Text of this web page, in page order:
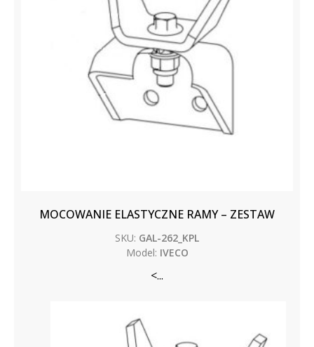
MOCOWANIE ELASTYCZNE RAMY – ZESTAW
SKU: GAL-262_KPL
Model: IVECO
<...